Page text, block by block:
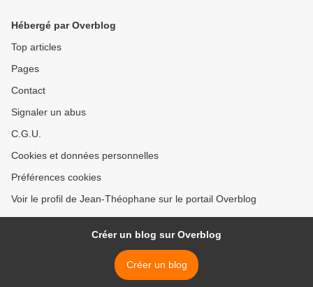
Hébergé par Overblog
Top articles
Pages
Contact
Signaler un abus
C.G.U.
Cookies et données personnelles
Préférences cookies
Voir le profil de Jean-Théophane sur le portail Overblog
Créer un blog sur Overblog
Créer un blog